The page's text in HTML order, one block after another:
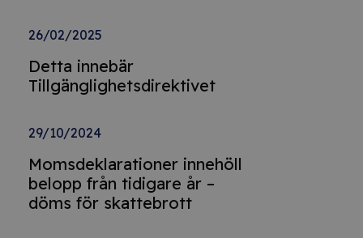
26/02/2025
Detta innebär
Tillgänglighetsdirektivet
29/10/2024
Momsdeklarationer innehöll
belopp från tidigare år –
döms för skattebrott